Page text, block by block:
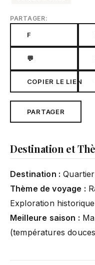
PARTAGER:
F
💬
COPIER LE LIEN
PARTAGER
Destination et
Destination :
Thème de voyage :
Exploration
Meilleure saison :
(températures